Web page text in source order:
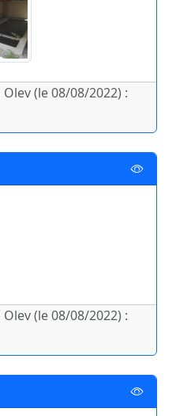
(le 08/08/2022) :
(le 08/08/2022) :